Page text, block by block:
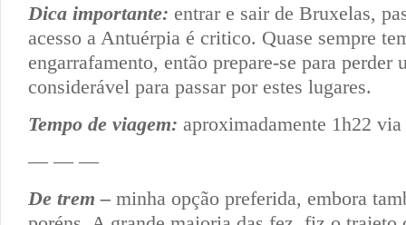
Dica importante: entrar e sair de Bruxelas,
acesso a Antuérpia é critico. Quase sempre
engarrafamento, então prepare-se para perder
considerável para passar por estes lugares.
Tempo de viagem: aproximadamente 1h22
— — —
De trem – minha opção preferida, embora